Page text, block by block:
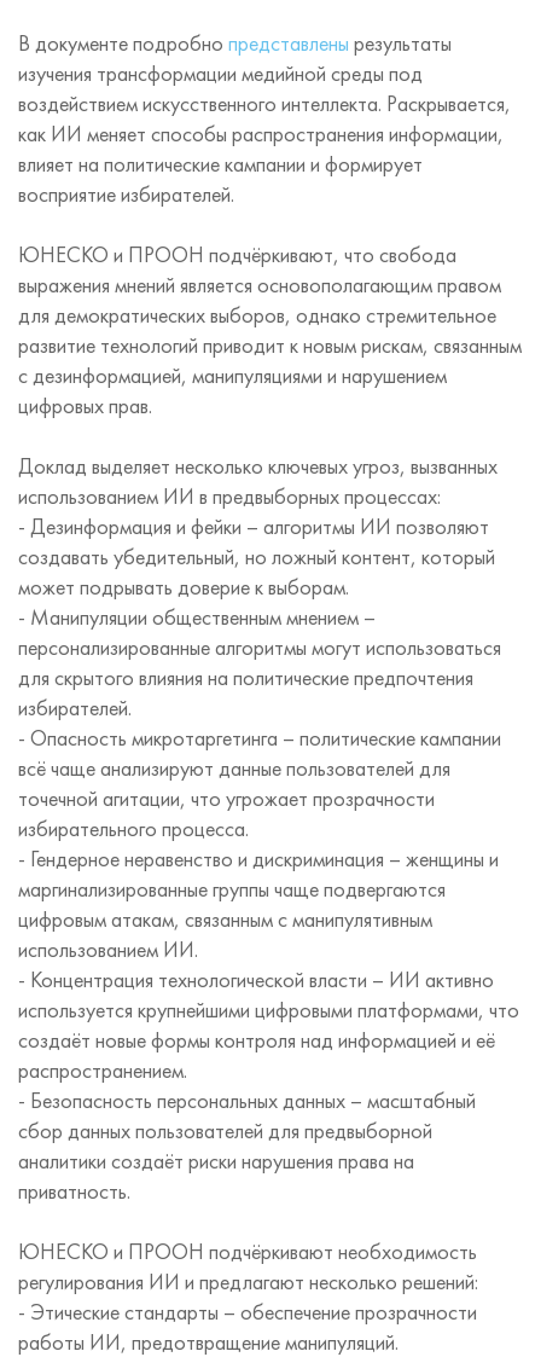
В документе подробно представлены результаты
изучения трансформации медийной среды под
воздействием искусственного интеллекта. Раскрывается,
как ИИ меняет способы распространения информации,
влияет на политические кампании и формирует
восприятие избирателей.
ЮНЕСКО и ПРООН подчёркивают, что свобода
выражения мнений является основополагающим правом
для демократических выборов, однако стремительное
развитие технологий приводит к новым рискам, связанным
с дезинформацией, манипуляциями и нарушением
цифровых прав.
Доклад выделяет несколько ключевых угроз, вызванных
использованием ИИ в предвыборных процессах:
- Дезинформация и фейки – алгоритмы ИИ позволяют
создавать убедительный, но ложный контент, который
может подрывать доверие к выборам.
- Манипуляции общественным мнением –
персонализированные алгоритмы могут использоваться
для скрытого влияния на политические предпочтения
избирателей.
- Опасность микротаргетинга – политические кампании
всё чаще анализируют данные пользователей для
точечной агитации, что угрожает прозрачности
избирательного процесса.
- Гендерное неравенство и дискриминация – женщины и
маргинализированные группы чаще подвергаются
цифровым атакам, связанным с манипулятивным
использованием ИИ.
- Концентрация технологической власти – ИИ активно
используется крупнейшими цифровыми платформами, что
создаёт новые формы контроля над информацией и её
распространением.
- Безопасность персональных данных – масштабный
сбор данных пользователей для предвыборной
аналитики создаёт риски нарушения права на
приватность.
ЮНЕСКО и ПРООН подчёркивают необходимость
регулирования ИИ и предлагают несколько решений:
- Этические стандарты – обеспечение прозрачности
работы ИИ, предотвращение манипуляций.